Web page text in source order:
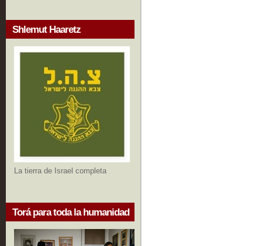
Shlemut Haaretz
La tierra de Israel completa
Torá para toda la humanidad